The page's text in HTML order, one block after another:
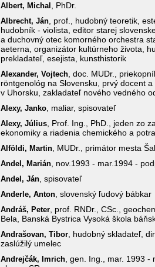
Albert, Michal , PhDr.
Albrecht, Ján , prof., hudobný teoretik,
hudobník - violista, editor starej
a duchovný otec komorného orchestra
aeterna, organizátor kultúrneho života,
prekladateľ, esejista, kunsthistorik
Alexander, Vojtech , doc. MUDr.,
röntgenológ na Slovensku, prvý docent
v Uhorsku, zakladateľ nového vedného
Alexy, Janko , maliar, spisovateľ
Alexy, Július , Prof. Ing., PhD., jeden zo
ekonomiky a riadenia chemického a
Alföldi, Martin , MUDr., primátor mesta
Andel, Marián , nov.1993 - mar.1994 -
Andel, Ján , spisovateľ
Anderle, Anton , slovenský ľudový bábkar
Andráš, Peter , prof. RNDr., CSc.,
Bela, Banská Bystrica Vysoká škola
Andrašovan, Tibor , hudobný skladateľ,
zaslúžilý umelec
Andrejčák, Imrich , gen. Ing., mar. 1993